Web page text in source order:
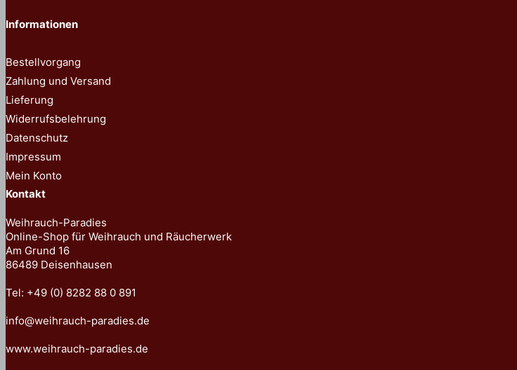
Informationen
Bestellvorgang
Zahlung und Versand
Lieferung
Widerrufsbelehrung
Datenschutz
Impressum
Mein Konto
Kontakt
Weihrauch-Paradies
Online-Shop für Weihrauch und Räucherwerk
Am Grund 16
86489 Deisenhausen
Tel: +49 (0) 8282 88 0 891
info@weihrauch-paradies.de
www.weihrauch-paradies.de